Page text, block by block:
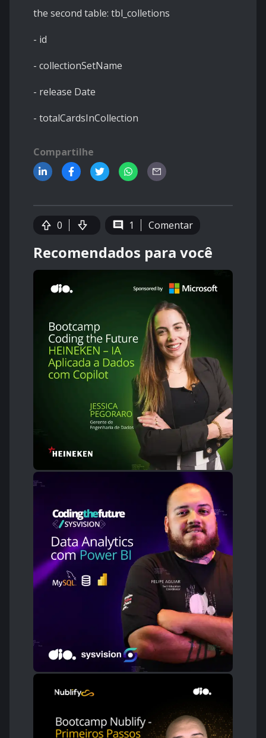
the second table: tbl_colletions
- id
- collectionSetName
- release Date
- totalCardsInCollection
Compartilhe
0 1 Comentar
Recomendados para você